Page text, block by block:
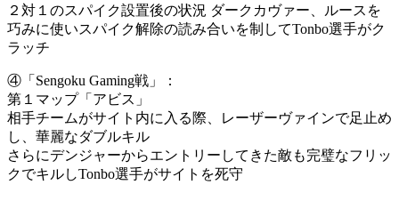
２対１のスパイク設置後の状況 ダークカヴァー、ルースを
巧みに使いスパイク解除の読み合いを制してTonbo選手がク
ラッチ
④「Sengoku Gaming戦」：
第１マップ「アビス」
相手チームがサイト内に入る際、レーザーヴァインで足止め
し、華麗なダブルキル
さらにデンジャーからエントリーしてきた敵も完璧なフリッ
クでキルしTonbo選手がサイトを死守